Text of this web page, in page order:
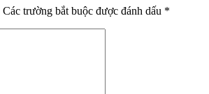
Các trường bắt buộc được đánh dấu *